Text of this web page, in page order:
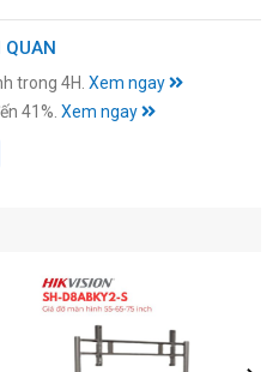
QUAN
trong 4H. Xem ngay
41%. Xem ngay